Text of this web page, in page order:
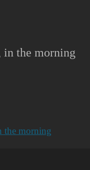
in the morning
the morning